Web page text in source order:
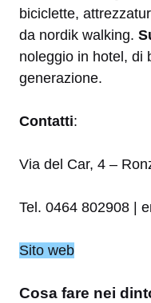
biciclette,
da nordik walking.
noleggio in hotel, di
generazione.
Contatti:
Via del Car, 4 –
Tel. 0464 802908 |
Sito web
Cosa fare nei